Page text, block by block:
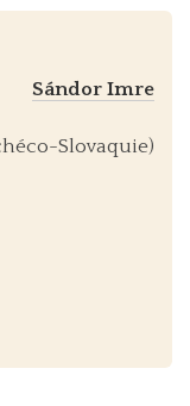
Sándor Imre
Slovaquie)